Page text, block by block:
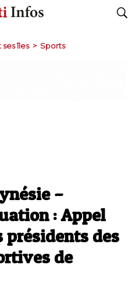
îles > Sports
–
: Appel
présidents des
de